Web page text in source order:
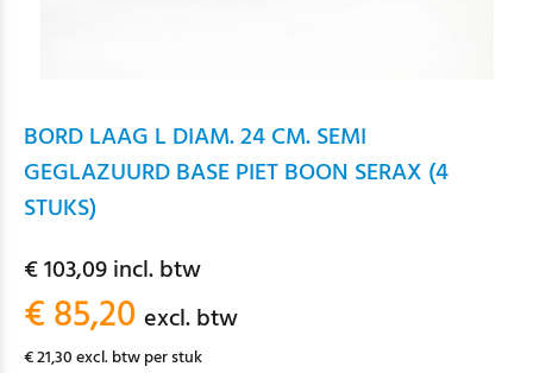
BORD LAAG L DIAM. 24 CM. SEMI
GEGLAZUURD BASE PIET BOON SERAX (4
STUKS)
€ 103,09 incl. btw
€ 85,20 excl. btw
€ 21,30 excl. btw per stuk